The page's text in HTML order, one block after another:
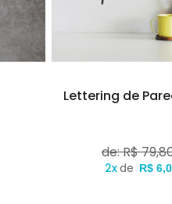
Lettering de
de: R$
2xde R$